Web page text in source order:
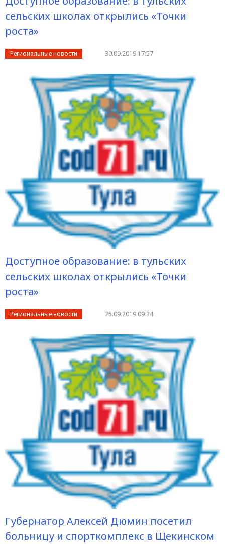
сельских школах открылись «Точки
роста»
Региональные новости 30.09.2019 17:57
Доступное образование: в тульских
сельских школах открылись «Точки
роста»
Региональные новости 25.09.2019 09:34
Губернатор Алексей Дюмин посетил
больницу и спорткомплекс в Щекинском